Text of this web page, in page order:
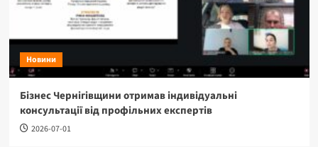
Новини
Бізнес Чернігівщини отримав індивідуальні
консультації від профільних експертів
2026-07-01